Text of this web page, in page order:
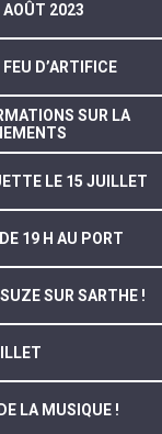
AOÛT 2023
D’ARTIFICE
SUR LA
LE 15 JUILLET
19 H AU PORT
SUR SARTHE !
LA MUSIQUE !